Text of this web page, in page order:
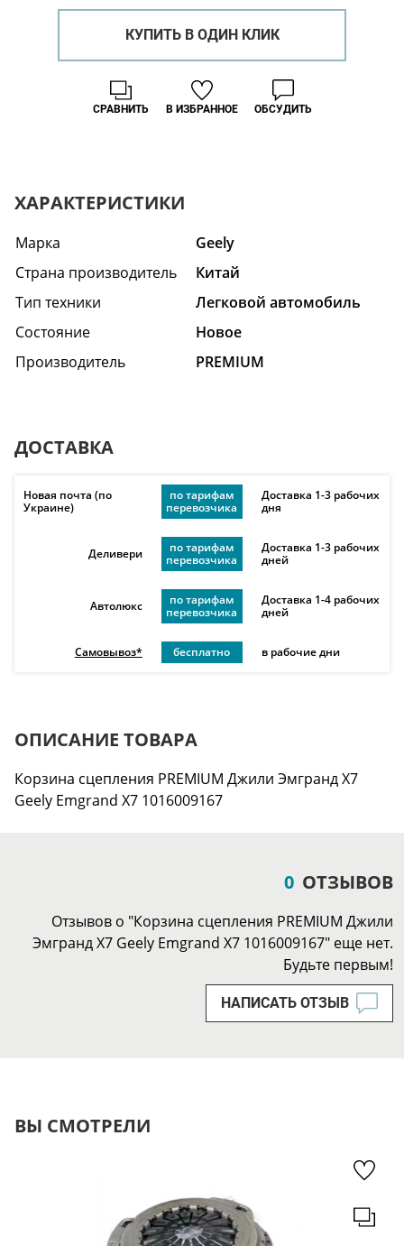
КУПИТЬ В ОДИН КЛИК
В ИЗБРАННОЕ
СРАВНИТЬ ОБСУДИТЬ
ХАРАКТЕРИСТИКИ
Марка
Geely
Страна производитель
Китай
Тип техники
Легковой автомобиль
Состояние
Hовое
Производитель
PREMIUM
ДОСТАВКА
Новая почта (по
Украине)
по тарифам
перевозчика
Доставка 1-3 рабочих
дня
Деливери
по тарифам
перевозчика
Доставка 1-3 рабочих
дней
Автолюкс
по тарифам
перевозчика
Доставка 1-4 рабочих
дней
Самовывоз* бесплатно в рабочие дни
ОПИСАНИЕ ТОВАРА
Корзина сцепления PREMIUM Джили Эмгранд Х7
Geely Emgrand X7 1016009167
0 ОТЗЫВОВ
Отзывов о "Корзина сцепления PREMIUM Джили
Эмгранд Х7 Geely Emgrand X7 1016009167" еще нет.
Будьте первым!
НАПИСАТЬ ОТЗЫВ
ВЫ СМОТРЕЛИ